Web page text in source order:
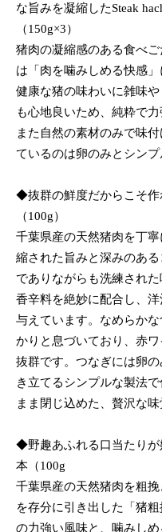
な旨みを凝縮したSteak
（150g×3）
猪肉の凝縮感のある食べ
は「肉を噛みしめる快感
健康な猪の味わいに雑味
も心地良いため、純粋で
また自然の素材のみで味
ているのは卵のみとシンプ
◆抜群の鮮度だからこそ作
（100g）
千葉県産の天然猪肉を丁
縮された旨みと深みのあ
でありながらも洗練され
香辛料を絶妙に配合し、
与えています。なめらか
かりと息づいており、赤
抜群です。つなぎには卵
き立てるシンプルな製法
まま閉じ込めた、贅沢な
◆野趣あふれる口当たり
本（100g
千葉県産の天然猪肉を粗
を存分に引き出した「猪
の力強い風味と、噛みし